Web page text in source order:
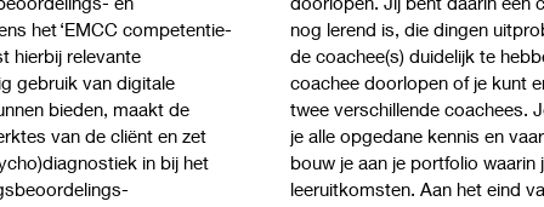
het ‘EMCC competentie-
hierbij relevante
gebruik van digitale
bieden, maakt de
van de cliënt en zet
in bij het
nog lerend is, die dingen
de coachee(s) duidelijk te
coachee doorlopen of je kunt
twee verschillende coachees.
je alle opgedane kennis en
bouw je aan je portfolio
leeruitkomsten. Aan het eind